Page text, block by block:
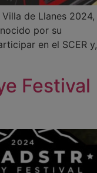
de Llanes 2024,
por su
en el SCER y,
Festival